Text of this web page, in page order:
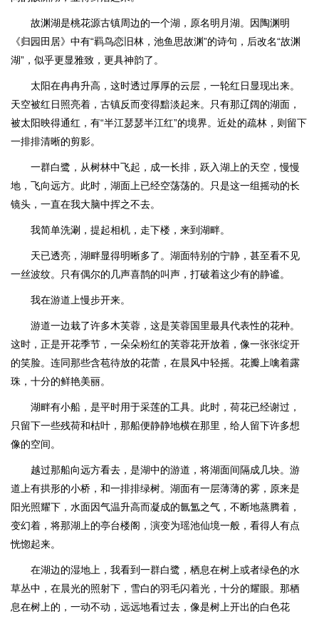
故渊湖是桃花源古镇周边的一个湖，原名明月湖。因陶渊明
《归园田居》中有“羁鸟恋旧林，池鱼思故渊”的诗句，后改名“故渊
湖”，似乎更显雅致，更具神韵了。
太阳在冉冉升高，这时透过厚厚的云层，一轮红日显现出来。
天空被红日照亮着，古镇反而变得黯淡起来。只有那辽阔的湖面，
被太阳映得通红，有“半江瑟瑟半江红”的境界。近处的疏林，则留下
一排排清晰的剪影。
一群白鹭，从树林中飞起，成一长排，跃入湖上的天空，慢慢
地，飞向远方。此时，湖面上已经空荡荡的。只是这一组摇动的长
镜头，一直在我大脑中挥之不去。
我简单洗涮，提起相机，走下楼，来到湖畔。
天已透亮，湖畔显得明晰多了。湖面特别的宁静，甚至看不见
一丝波纹。只有偶尔的几声喜鹊的叫声，打破着这少有的静谧。
我在游道上慢步开来。
游道一边栽了许多木芙蓉，这是芙蓉国里最具代表性的花种。
这时，正是开花季节，一朵朵粉红的芙蓉花开放着，像一张张绽开
的笑脸。连同那些含苞待放的花蕾，在晨风中轻摇。花瓣上噙着露
珠，十分的鲜艳美丽。
湖畔有小船，是平时用于采莲的工具。此时，荷花已经谢过，
只留下一些残荷和枯叶，那船便静静地横在那里，给人留下许多想
像的空间。
越过那船向远方看去，是湖中的游道，将湖面间隔成几块。游
道上有拱形的小桥，和一排排绿树。湖面有一层薄薄的雾，原来是
阳光照耀下，水面因气温升高而凝成的氤氲之气，不断地蒸腾着，
变幻着，将那湖上的亭台楼阁，演变为瑶池仙境一般，看得人有点
恍惚起来。
在湖边的湿地上，我看到一群白鹭，栖息在树上或者绿色的水
草丛中，在晨光的照射下，雪白的羽毛闪着光，十分的耀眼。那栖
息在树上的，一动不动，远远地看过去，像是树上开出的白色花